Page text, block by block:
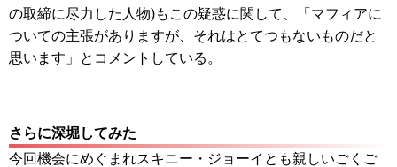
の取締に尽力した人物)もこの疑惑に関して、「マフィアに
ついての主張がありますが、それはとてつもないものだと
思います」とコメントしている。
さらに深堀してみた
今回機会にめぐまれスキニー・ジョーイとも親しいごくご